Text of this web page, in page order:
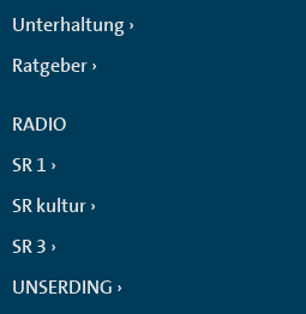
Unterhaltung
Ratgeber
RADIO
SR 1
SR kultur
SR 3
UNSERDING